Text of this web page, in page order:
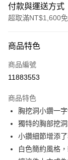
付款與運送方式
超取滿NT$1,600
信用卡一次付款
超商取貨付款
Apple Pay
街口支付
Google Pay
商品特色
商品編號
11883553
商品特色
胸挖洞小鑽一
獨特的胸部挖
小鑽細節增添
白色簡約風格